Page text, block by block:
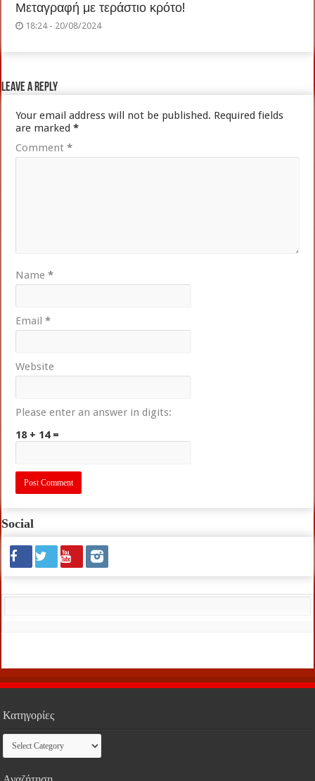
Μεταγραφή με τεράστιο κρότο!
18:24 - 20/08/2024
Leave a Reply
Your email address will not be published. Required fields
are marked*
Comment*
Name*
Email*
Website
Please enter an answer in digits:
18 + 14 =
Social
Κατηγορίες
Κατηγορίες